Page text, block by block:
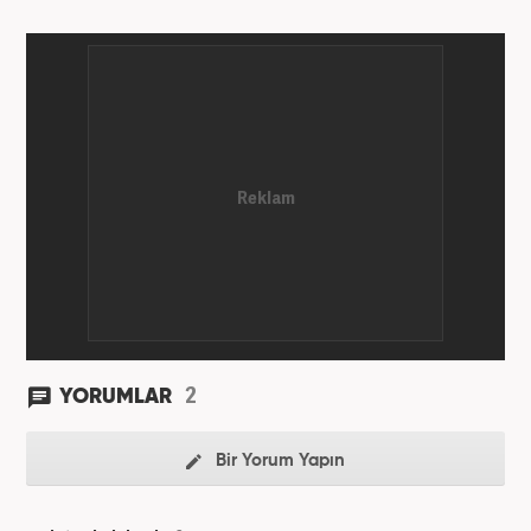
etmektedir.
YORUMLAR 2
Bir Yorum Yapın